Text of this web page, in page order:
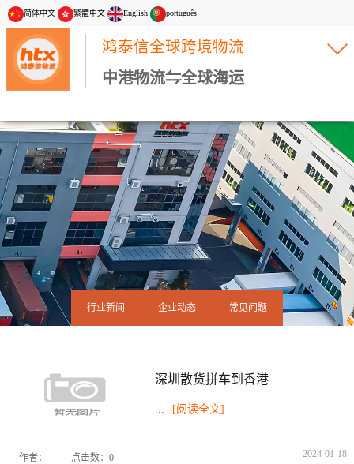
简体中文 繁體中文 English português
鸿泰信全球跨境物流
中港物流⇋全球海运
行业新闻 企业动态 常见问题
深圳散货拼车到香港
[阅读全文]
作者： 点击数：0 2024-01-18